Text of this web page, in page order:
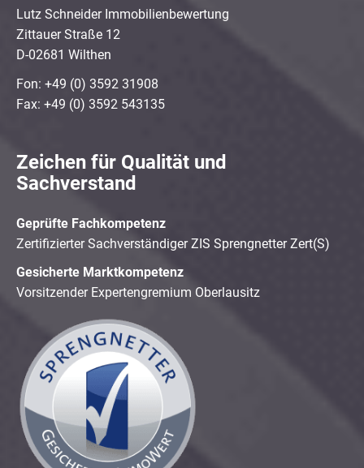
Lutz Schneider Immobilienbewertung
Zittauer Straße 12
D-02681 Wilthen
Fon: +49 (0) 3592 31908
Fax: +49 (0) 3592 543135
Zeichen für Qualität und
Sachverstand
Geprüfte Fachkompetenz
Zertifizierter Sachverständiger ZIS Sprengnetter Zert(S)
Gesicherte Marktkompetenz
Vorsitzender Expertengremium Oberlausitz